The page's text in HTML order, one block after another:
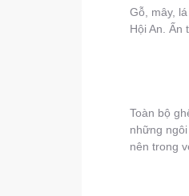
Gỗ, mây,
Hội An. Ấn
Toàn bộ
những
nên trong